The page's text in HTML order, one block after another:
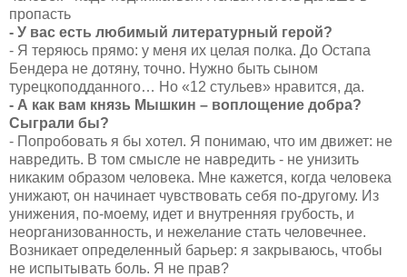
пропасть
- У вас есть любимый литературный герой?
- Я теряюсь прямо: у меня их целая полка. До Остапа
Бендера не дотяну, точно. Нужно быть сыном
турецкоподданного… Но «12 стульев» нравится, да.
- А как вам князь Мышкин – воплощение добра?
Сыграли бы?
- Попробовать я бы хотел. Я понимаю, что им движет: не
навредить. В том смысле не навредить - не унизить
никаким образом человека. Мне кажется, когда человека
унижают, он начинает чувствовать себя по-другому. Из
унижения, по-моему, идет и внутренняя грубость, и
неорганизованность, и нежелание стать человечнее.
Возникает определенный барьер: я закрываюсь, чтобы
не испытывать боль. Я не прав?